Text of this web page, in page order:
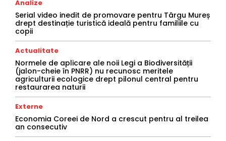
Analize
Serial video inedit de promovare pentru Târgu Mureș
drept destinație turistică ideală pentru familiile cu
copii
Actualitate
Normele de aplicare ale noii Legi a Biodiversității
(jalon-cheie în PNRR) nu recunosc meritele
agriculturii ecologice drept pilonul central pentru
restaurarea naturii
Externe
Economia Coreei de Nord a crescut pentru al treilea
an consecutiv